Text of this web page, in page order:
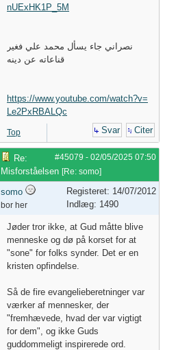
nUExHK1P_5M
نصراني جاء يسأل محمد علي فغير
قناعاته عن دينه
https://www.youtube.com/watch?v=
Le2PxRBALQc
Top Svar Citer
#45079 - 02/05/2025 07:50
Re:
Misforståelsen [Re: somo]
somo
bor her
Registeret: 14/07/2012
Indlæg: 1490
Jøder tror ikke, at Gud måtte blive
menneske og dø på korset for at
"sone" for folks synder. Det er en
kristen opfindelse.
Så de fire evangelieberetninger var
værker af mennesker, der
"fremhævede, hvad der var vigtigt
for dem", og ikke Guds
guddommeligt inspirerede ord.